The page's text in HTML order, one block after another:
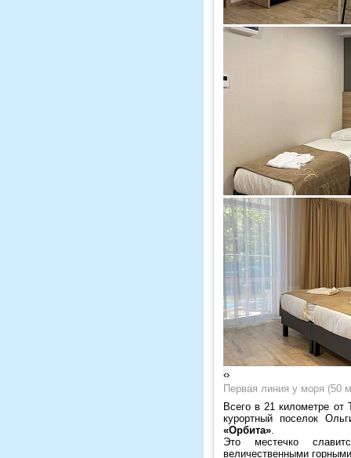
‹›
Первая линия у моря (50
Всего в 21 километре от
курортный поселок
«Орбита».
Это местечко
величественными